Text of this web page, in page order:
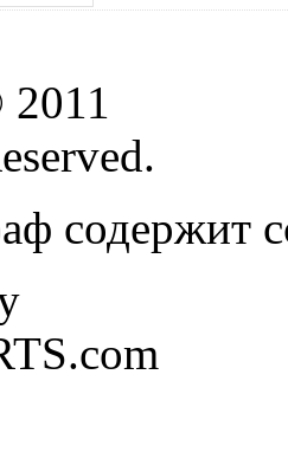
содержит